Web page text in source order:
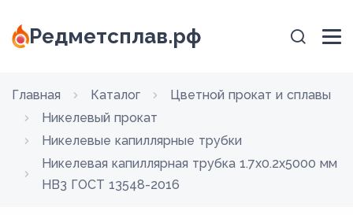
Редметсплав.рф
Главная Каталог
Цветной прокат и сплавы
Никелевый прокат
Никелевые капиллярные трубки
Никелевая капиллярная трубка 1.7х0.2х5000 мм
НВ3 ГОСТ 13548-2016